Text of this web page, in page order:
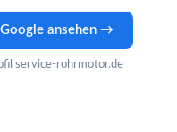
ansehen →
service-rohrmotor.de